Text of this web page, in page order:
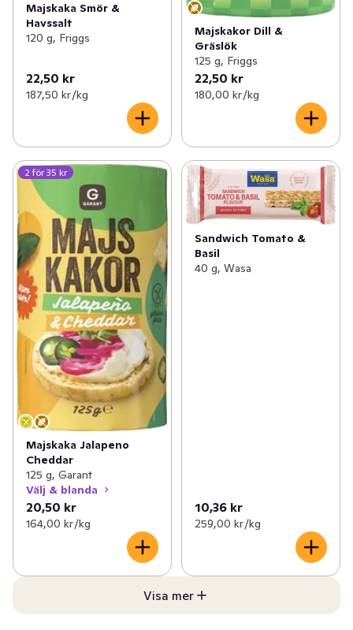
Majskaka Smör &
Havssalt
120 g, Friggs
22,50 kr
187,50 kr /kg
Majskakor Dill &
Gräslök
125 g, Friggs
22,50 kr
180,00 kr /kg
2 för 35 kr
Majskaka Jalapeno
Cheddar
125 g, Garant
Välj & blanda
20,50 kr
164,00 kr /kg
Sandwich Tomato &
Basil
40 g, Wasa
10,36 kr
259,00 kr /kg
Visa mer